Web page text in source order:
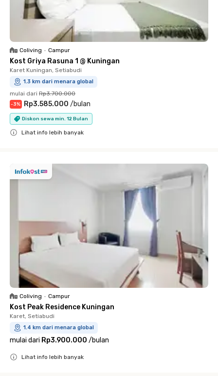
Coliving • Campur
Kost Griya Rasuna 1 @ Kuningan
Karet Kuningan, Setiabudi
1.3 km dari menara global
mulai dari Rp3.700.000
-3% Rp3.585.000 /bulan
Diskon sewa min. 12 Bulan
Lihat info lebih banyak
Coliving • Campur
Kost Peak Residence Kuningan
Karet, Setiabudi
1.4 km dari menara global
mulai dari Rp3.900.000 /bulan
Lihat info lebih banyak